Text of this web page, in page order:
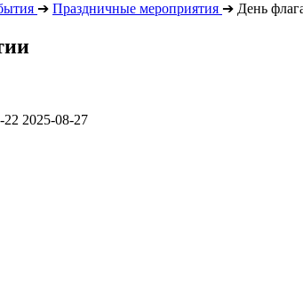
➔ Праздничные мероприятия ➔ День
22 2025-08-27